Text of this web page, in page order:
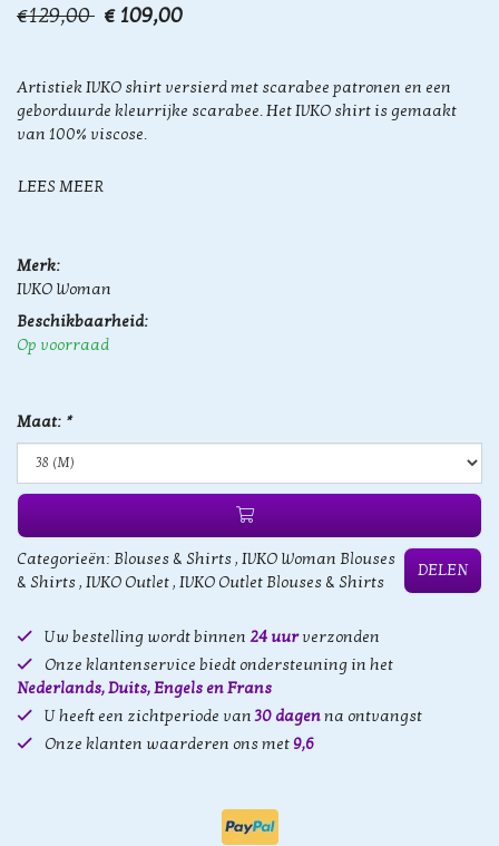
€129,00 € 109,00
Artistiek IVKO shirt versierd met scarabee patronen en een
geborduurde kleurrijke scarabee. Het IVKO shirt is gemaakt
van 100% viscose.
LEES MEER
Merk:
IVKO Woman
Beschikbaarheid:
Op voorraad
Maat: *
Categorieën: Blouses & Shirts, IVKO Woman Blouses
& Shirts, IVKO Outlet, IVKO Outlet Blouses & Shirts
DELEN
Uw bestelling wordt binnen 24 uurverzonden
Onze klantenservice biedt ondersteuning in het
Nederlands, Duits, Engels en Frans
U heeft een zichtperiode van30 dagenna ontvangst
Onze klanten waarderen ons met 9,6